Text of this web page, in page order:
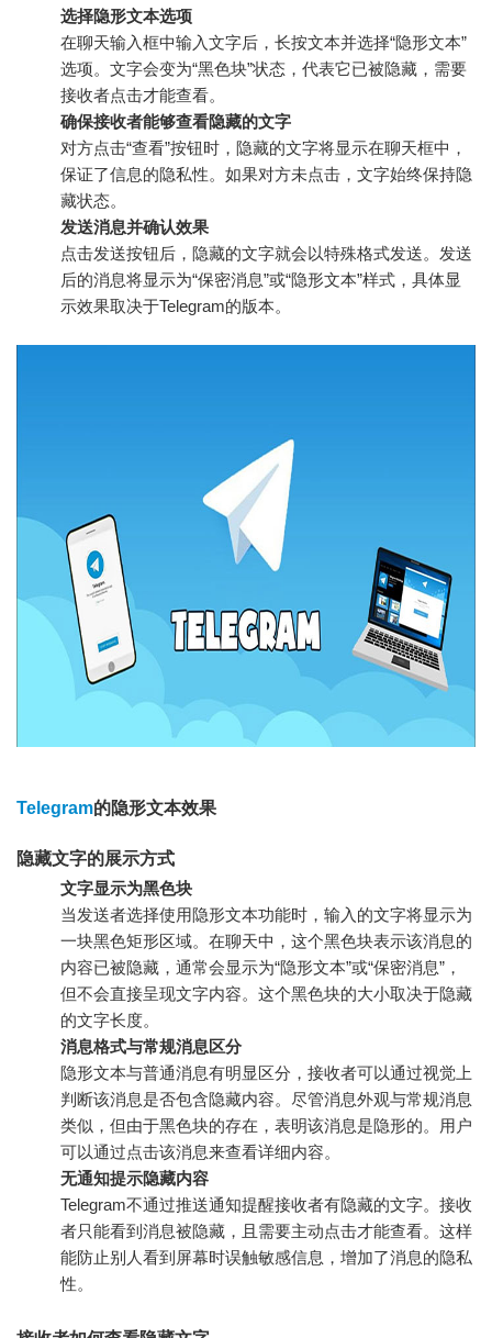
选择隐形文本选项
在聊天输入框中输入文字后，长按文本并选择“隐形文本”
选项。文字会变为“黑色块”状态，代表它已被隐藏，需要
接收者点击才能查看。
确保接收者能够查看隐藏的文字
对方点击“查看”按钮时，隐藏的文字将显示在聊天框中，
保证了信息的隐私性。如果对方未点击，文字始终保持隐
藏状态。
发送消息并确认效果
点击发送按钮后，隐藏的文字就会以特殊格式发送。发送
后的消息将显示为“保密消息”或“隐形文本”样式，具体显
示效果取决于Telegram的版本。
Telegram的隐形文本效果
隐藏文字的展示方式
文字显示为黑色块
当发送者选择使用隐形文本功能时，输入的文字将显示为
一块黑色矩形区域。在聊天中，这个黑色块表示该消息的
内容已被隐藏，通常会显示为“隐形文本”或“保密消息”，
但不会直接呈现文字内容。这个黑色块的大小取决于隐藏
的文字长度。
消息格式与常规消息区分
隐形文本与普通消息有明显区分，接收者可以通过视觉上
判断该消息是否包含隐藏内容。尽管消息外观与常规消息
类似，但由于黑色块的存在，表明该消息是隐形的。用户
可以通过点击该消息来查看详细内容。
无通知提示隐藏内容
Telegram不通过推送通知提醒接收者有隐藏的文字。接收
者只能看到消息被隐藏，且需要主动点击才能查看。这样
能防止别人看到屏幕时误触敏感信息，增加了消息的隐私
性。